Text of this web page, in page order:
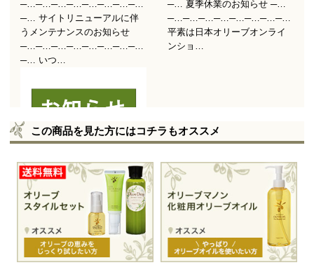
この商品を見た方にはコチラもオススメ